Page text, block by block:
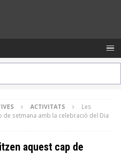
ACTIVITATS
Les
de setmana amb la celebració del Dia
aquest cap de